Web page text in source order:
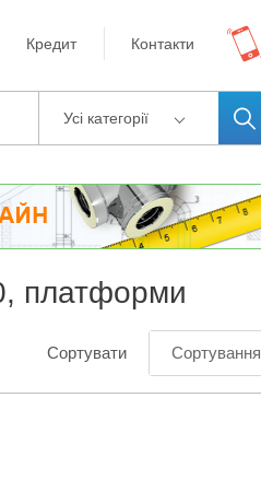
Кредит Контакти
Усі категорії
платформи
Сортувати Сортування